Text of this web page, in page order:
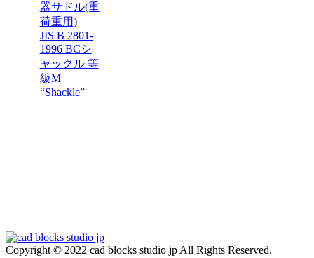
器サドル(重
荷重用)
JIS B 2801-
1996 BCシ
ャックル 等
級M
“Shackle”
Copyright © 2022 cad blocks studio jp All Rights Reserved.